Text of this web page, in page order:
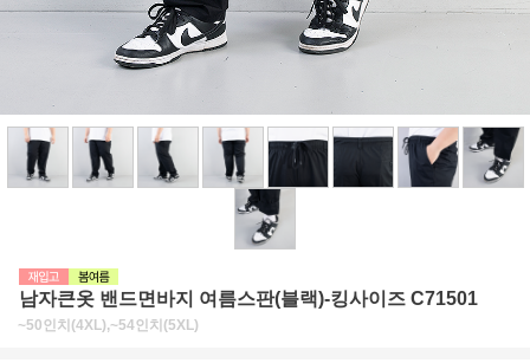
남자큰옷 밴드면바지 여름스판(블랙)-킹사이즈 C71501
~50인치(4XL),~54인치(5XL)